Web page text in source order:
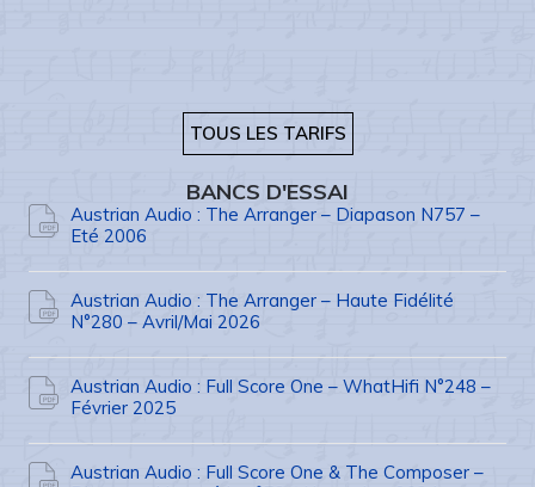
TOUS LES TARIFS
BANCS D'ESSAI
Austrian Audio : The Arranger – Diapason N757 –
Eté 2006
Austrian Audio : The Arranger – Haute Fidélité
N°280 – Avril/Mai 2026
Austrian Audio : Full Score One – WhatHifi N°248 –
Février 2025
Austrian Audio : Full Score One & The Composer –